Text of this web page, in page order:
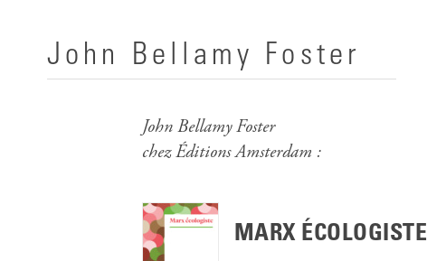
John Bellamy Foster
John Bellamy Foster
chez Éditions Amsterdam :
MARX ÉCOLOGISTE